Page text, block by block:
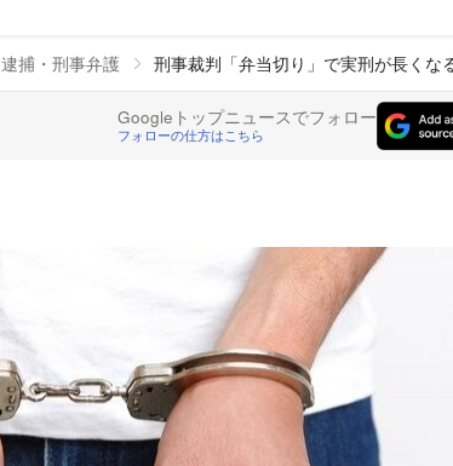
逮捕・刑事弁護 刑事裁判「弁当切り」で実刑が長くな
Googleトップニュースでフォロー
フォローの仕方はこちら